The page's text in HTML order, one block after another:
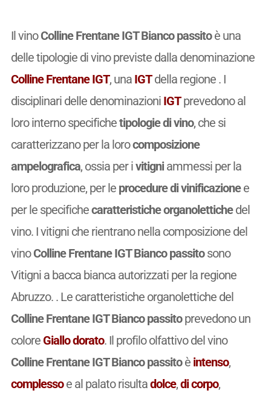
Il vinoColline Frentane IGT Bianco passitoè una
delle tipologie di vino previste dalla denominazione
Colline Frentane IGT, una IGTdella regione . I
disciplinari delle denominazioni IGTprevedono al
loro interno specifichetipologie di vino, che si
caratterizzano per la lorocomposizione
ampelografica, ossia per ivitigniammessi per la
loro produzione, per le procedure di vinificazionee
per le specifichecaratteristiche organolettichedel
vino. I vitigni che rientrano nella composizione del
vinoColline Frentane IGT Bianco passitosono
Vitigni a bacca bianca autorizzati per la regione
Abruzzo. . Le caratteristiche organolettiche del
Colline Frentane IGT Bianco passitoprevedono un
colore Giallo dorato. Il profilo olfattivo del vino
Colline Frentane IGT Bianco passitoè intenso,
complessoe al palato risultadolce,di corpo,